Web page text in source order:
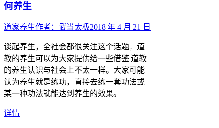
何养生
道家养生作者： 武当太极2018 年 4 月 21 日
谈起养生，全社会都很关注这个话题，道
教的养生可以为大家提供给一些借鉴 道教
的养生认识与社会上不太一样。大家可能
认为养生就是练功，直接去练一套功法或
某一种功法就能达到养生的效果。
详情